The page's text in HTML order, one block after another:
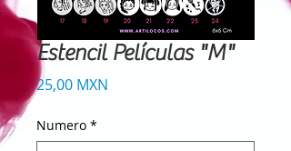
Estencil Películas "M"
25,00 MXN
Numero *